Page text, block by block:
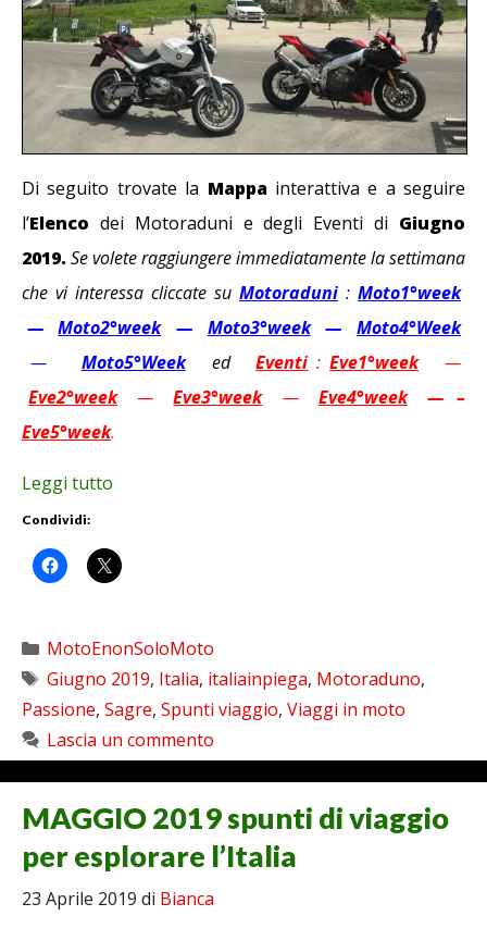
Di seguito trovate la Mappainterattiva e a seguire
l’Elenco dei Motoraduni e degli Eventi di Giugno
2019. Se volete raggiungere immediatamente la settimana
che vi interessa cliccate su Motoraduni : Moto1°week
—Moto2°week— Moto3°week— Moto4°Week
—
Moto5°WeekedEventi :Eve1°week—
Eve2°week—Eve3°week— Eve4°week— –
Eve5°week.
Leggi tutto
Condividi:
Categorie
MotoEnonSoloMoto
Tag
Giugno 2019, Italia, italiainpiega, Motoraduno,
Passione, Sagre, Spunti viaggio, Viaggi in moto
Lascia un commento
MAGGIO 2019 spunti di viaggio
per esplorare l’Italia
23 Aprile 2019 di Bianca